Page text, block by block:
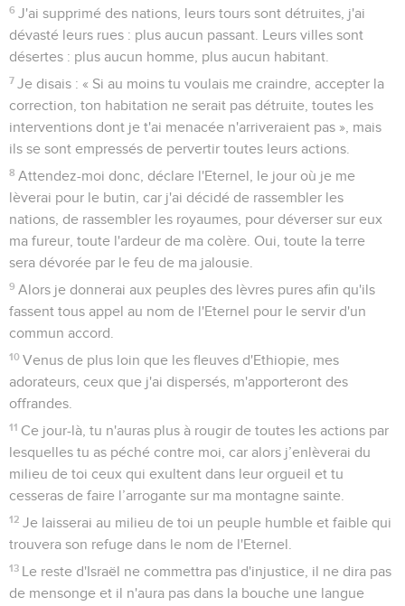
6 J'ai supprimé des nations, leurs tours sont détruites, j'ai
dévasté leurs rues : plus aucun passant. Leurs villes sont
désertes : plus aucun homme, plus aucun habitant.
7 Je disais : « Si au moins tu voulais me craindre, accepter la
correction, ton habitation ne serait pas détruite, toutes les
interventions dont je t'ai menacée n'arriveraient pas », mais
ils se sont empressés de pervertir toutes leurs actions.
8 Attendez-moi donc, déclare l'Eternel, le jour où je me
lèverai pour le butin, car j'ai décidé de rassembler les
nations, de rassembler les royaumes, pour déverser sur eux
ma fureur, toute l'ardeur de ma colère. Oui, toute la terre
sera dévorée par le feu de ma jalousie.
9 Alors je donnerai aux peuples des lèvres pures afin qu'ils
fassent tous appel au nom de l'Eternel pour le servir d'un
commun accord.
10 Venus de plus loin que les fleuves d'Ethiopie, mes
adorateurs, ceux que j'ai dispersés, m'apporteront des
offrandes.
11 Ce jour-là, tu n'auras plus à rougir de toutes les actions par
lesquelles tu as péché contre moi, car alors j’enlèverai du
milieu de toi ceux qui exultent dans leur orgueil et tu
cesseras de faire l’arrogante sur ma montagne sainte.
12 Je laisserai au milieu de toi un peuple humble et faible qui
trouvera son refuge dans le nom de l'Eternel.
13 Le reste d'Israël ne commettra pas d'injustice, il ne dira pas
de mensonge et il n'aura pas dans la bouche une langue